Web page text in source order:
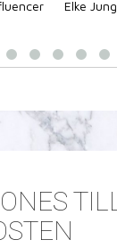
Elke Jung
TILL